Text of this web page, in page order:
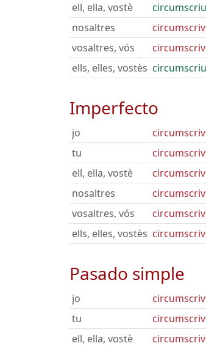
ell, ella, vostè
circumscriu
nosaltres
vosaltres, vós
ells, elles, vostès
Imperfecto
jo
tu
ell, ella, vostè
nosaltres
vosaltres, vós
ells, elles, vostès
Pasado simple
jo
tu
ell, ella, vostè